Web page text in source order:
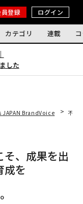
登録 ログイン
カテゴリ 連載
した
JAPAN BrandVoice 不確
、成果を出
成を